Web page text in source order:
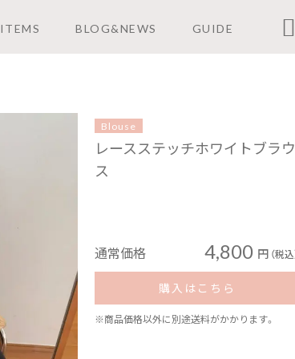
ITEMS BLOG&NEWS GUIDE 
Blouse
レースステッチホワイトブラウ
ス
通常価格 4,800 円 （税込
購入はこちら
※商品価格以外に別途送料がかかります。